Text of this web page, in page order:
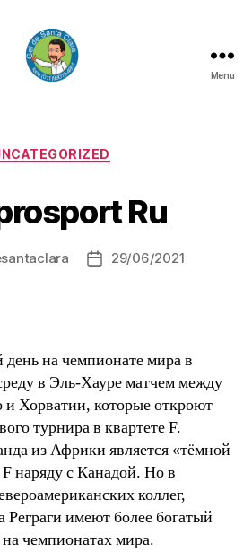
CLARA
Menu
Categorias
Ru
Data29/06/2021
на чемпионате мира в
в Эль-Хауре матчем между
Хорватии, которые откроют
турнира в квартете F.
из Африки является «тёмной
наряду с Канадой. Но в
коллег,
имеют более богатый
чемпионатах мира.